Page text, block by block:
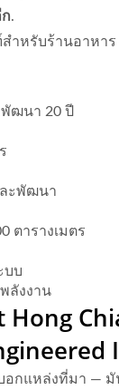
.
ำหรับร้านอาหาร
ฒนา 20 ปี
ละพัฒนา
ตารางเมตร
บบ
ลังงาน
Hong
อกแหล่งที่มา —